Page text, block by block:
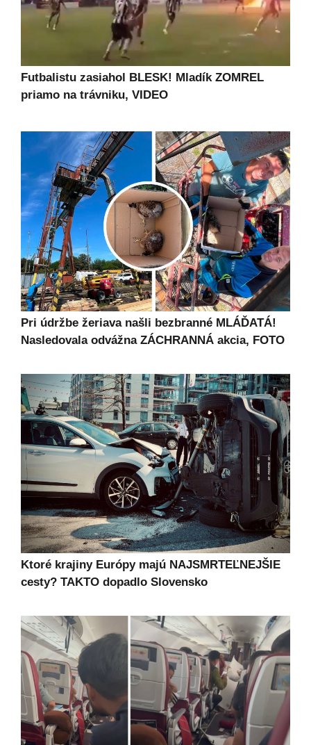
Futbalistu zasiahol BLESK! Mladík ZOMREL
priamo na trávniku, VIDEO
Pri údržbe žeriava našli bezbranné MLÁĎATÁ!
Nasledovala odvážna ZÁCHRANNÁ akcia, FOTO
Ktoré krajiny Európy majú NAJSMRTEĽNEJŠIE
cesty? TAKTO dopadlo Slovensko